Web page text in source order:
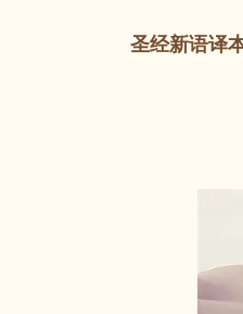
圣经新语译